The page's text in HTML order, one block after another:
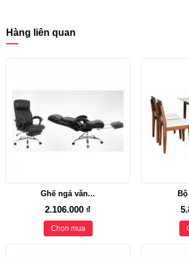
Hàng liên quan
Ghế ngả văn...
2.106.000 ₫
Chọn mua